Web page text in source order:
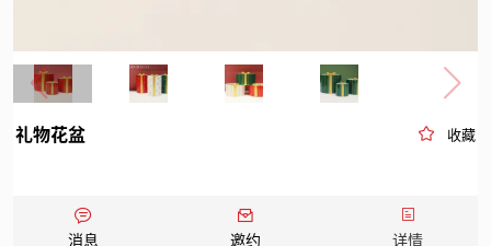
礼物花盆 收藏
消息 邀约 详情